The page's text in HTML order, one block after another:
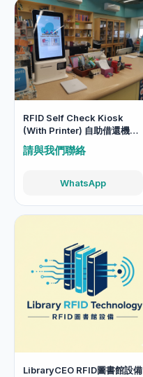
RFID Self Check Kiosk
(With Printer) 自助借還機
(可打印收據)
請與我們聯絡
WhatsApp
LibraryCEO RFID圖書館設備